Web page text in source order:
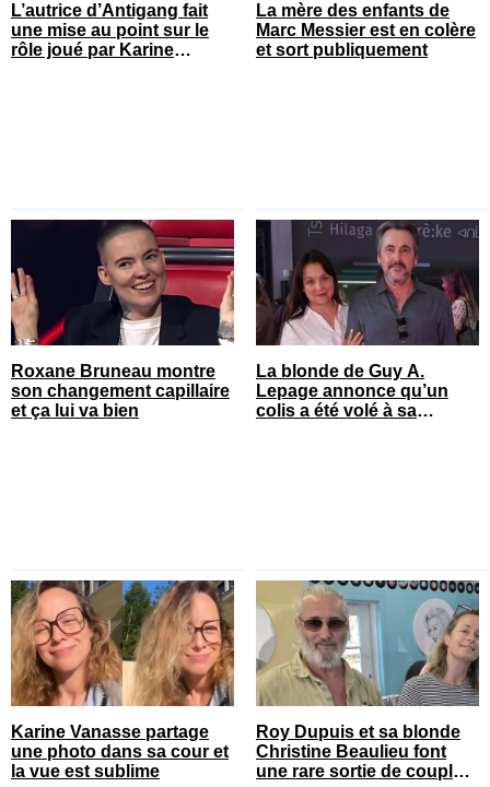
L’autrice d’Antigang fait
une mise au point sur le
rôle joué par Karine
La mère des enfants de
Marc Messier est en colère
et sort publiquement
Roxane Bruneau montre
son changement capillaire
et ça lui va bien
La blonde de Guy A.
Lepage annonce qu’un
colis a été volé à sa
Karine Vanasse partage
une photo dans sa cour et
la vue est sublime
Roy Dupuis et sa blonde
Christine Beaulieu font
une rare sortie de couple